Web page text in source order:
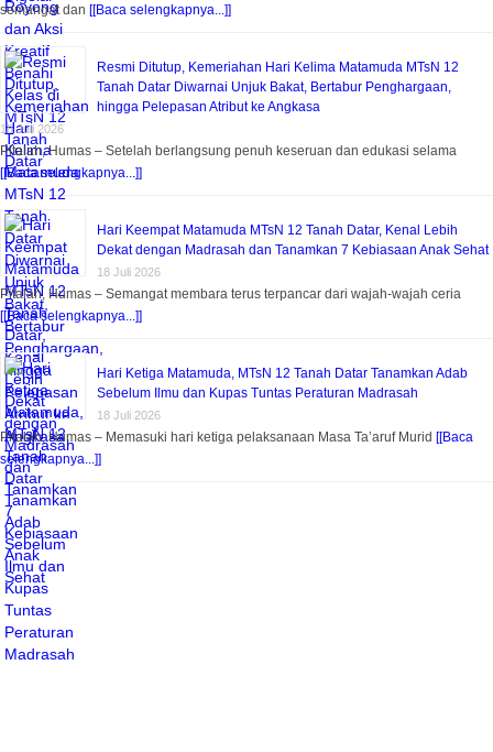
semangat dan [[Baca selengkapnya...]]
Resmi Ditutup, Kemeriahan Hari Kelima Matamuda MTsN 12
Tanah Datar Diwarnai Unjuk Bakat, Bertabur Penghargaan,
hingga Pelepasan Atribut ke Angkasa
18 Juli 2026
Pitalah, Humas – Setelah berlangsung penuh keseruan dan edukasi selama
[[Baca selengkapnya...]]
Hari Keempat Matamuda MTsN 12 Tanah Datar, Kenal Lebih
Dekat dengan Madrasah dan Tanamkan 7 Kebiasaan Anak Sehat
18 Juli 2026
Pitalah, Humas – Semangat membara terus terpancar dari wajah-wajah ceria
[[Baca selengkapnya...]]
Hari Ketiga Matamuda, MTsN 12 Tanah Datar Tanamkan Adab
Sebelum Ilmu dan Kupas Tuntas Peraturan Madrasah
18 Juli 2026
Pitalah, Humas – Memasuki hari ketiga pelaksanaan Masa Ta’aruf Murid [[Baca
selengkapnya...]]